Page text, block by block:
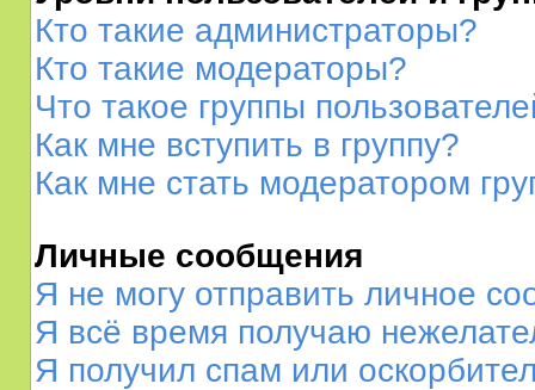
Кто такие администраторы?
Кто такие модераторы?
Что такое группы
Как мне вступить в группу?
Как мне стать модератором
Личные сообщения
Я не могу отправить личное
Я всё время получаю
Я получил спам или